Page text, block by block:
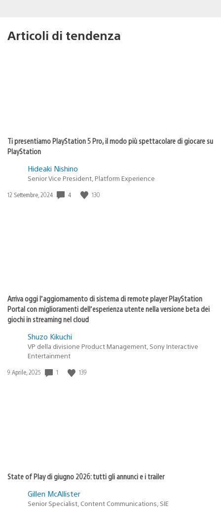
Articoli di tendenza
Ti presentiamo PlayStation 5 Pro, il modo più spettacolare di giocare su
PlayStation
Hideaki Nishino
Senior Vice President, Platform Experience
Data
12 Settembre, 2024 4 130
Arriva oggi l’aggiornamento di sistema di remote player PlayStation
Portal con miglioramenti dell’esperienza utente nella versione beta dei
giochi in streaming nel cloud
Shuzo Kikuchi
VP della divisione Product Management, Sony Interactive
Entertainment
Data
9 Aprile, 2025 1 139
State of Play di giugno 2026: tutti gli annunci e i trailer
Gillen McAllister
Senior Specialist, Content Communications, SIE